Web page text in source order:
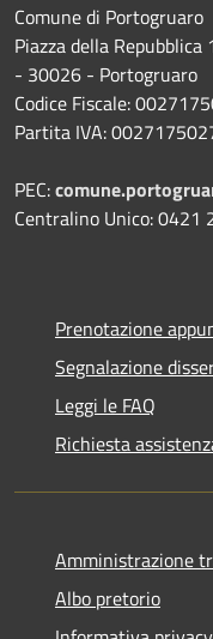
Comune di Portogruaro
Piazza della
- 30026 - Portogruaro
Codice Fiscale:
Partita IVA:
PEC:
Centralino Unico: 0421
Prenotazione
Segnalazione
Leggi le FAQ
Richiesta
Amministrazione
Albo pretorio